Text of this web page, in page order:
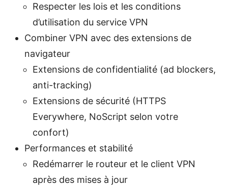
Respecter les lois et les conditions
d’utilisation du service VPN
Combiner VPN avec des extensions de
navigateur
Extensions de confidentialité (ad blockers,
anti-tracking)
Extensions de sécurité (HTTPS
Everywhere, NoScript selon votre
confort)
Performances et stabilité
Redémarrer le routeur et le client VPN
après des mises à jour